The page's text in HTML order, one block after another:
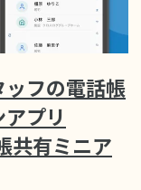
ッフの電話帳
プリ
共有ミニア